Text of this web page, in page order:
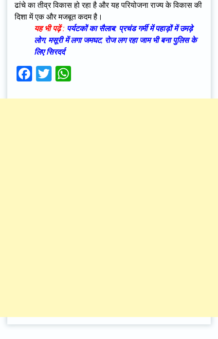
ढांचे का तीव्र विकास हो रहा है और यह परियोजना राज्य के विकास की
दिशा में एक और मजबूत कदम है।
यह भी पढ़ें : पर्यटकों का सैलाब: प्रचंड गर्मी में पहाड़ों में उमड़े
लोग, मसूरी में लगा जमघट, रोज लग रहा जाम भी बना पुलिस के
लिए सिरदर्द
Facebook
Twitter